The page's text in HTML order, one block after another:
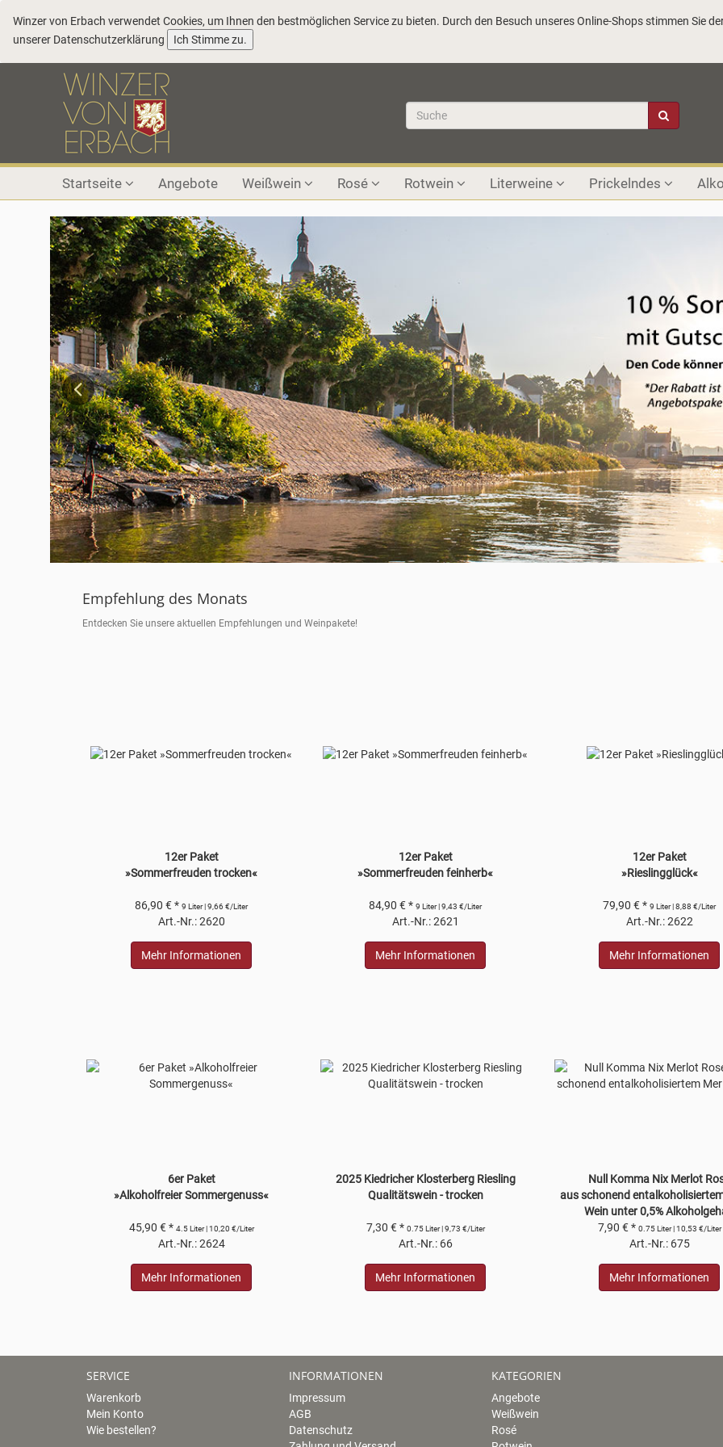
Winzer von Erbach verwendet Cookies, um Ihnen den bestmöglichen Service zu bieten. Durch den Besuch unseres Online-Shops stimmen Sie
unserer Datenschutzerklärung Ich Stimme zu.
Startseite Angebote Weißwein Rosé Rotwein Literweine Prickelndes
Previous
Empfehlung des Monats
Entdecken Sie unsere aktuellen Empfehlungen und Weinpakete!
12er Paket
»Sommerfreuden trocken«
86,90 € * 9 Liter | 9,66 €/Liter
Art.-Nr.: 2620
Mehr Informationen
12er Paket
»Sommerfreuden feinherb«
84,90 € * 9 Liter | 9,43 €/Liter
Art.-Nr.: 2621
Mehr Informationen
12er Paket
»Rieslingglück«
79,90 € * 9 Liter | 8,88 €/Liter
Art.-Nr.: 2622
Mehr Informationen
6er Paket
»Alkoholfreier Sommergenuss«
45,90 € * 4.5 Liter | 10,20 €/Liter
Art.-Nr.: 2624
Mehr Informationen
2025 Kiedricher Klosterberg Riesling
Qualitätswein - trocken
7,30 € * 0.75 Liter | 9,73 €/Liter
Art.-Nr.: 66
Mehr Informationen
Null Komma Nix Merlot
aus schonend
Wein unter 0,5%
7,90 € * 0.75 Liter | 10,53 €/Liter
Art.-Nr.: 675
Mehr Informationen
SERVICE
Warenkorb
Mein Konto
Wie bestellen?
INFORMATIONEN
Impressum
AGB
Datenschutz
KATEGORIEN
Angebote
Weißwein
Rosé